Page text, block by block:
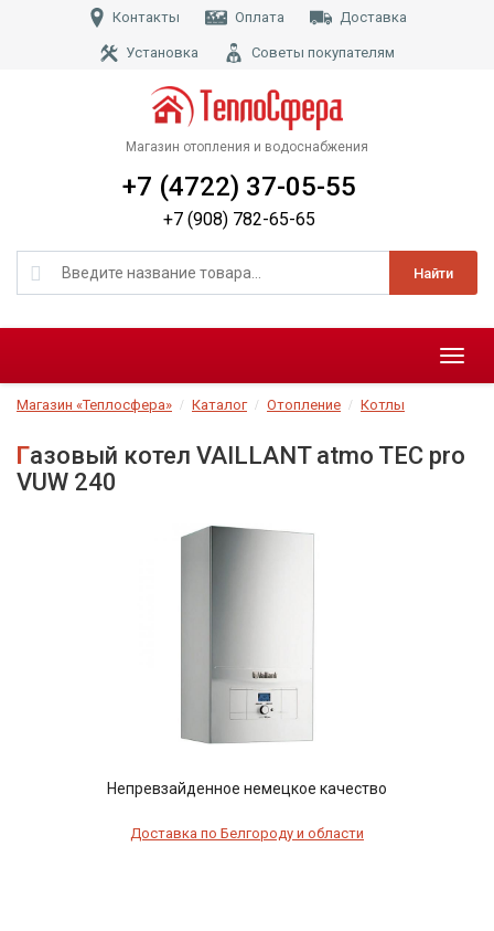
Контакты Оплата Доставка
Установка Советы покупателям
Магазин отопления и водоснабжения
Найти
+7 (4722) 37-05-55
+7 (908) 782-65-65
Меню
Магазин «Теплосфера» Каталог Отопление Котлы
Газовый котел VAILLANT atmo TEC pro
VUW 240
Непревзайденное немецкое качество
Доставка по Белгороду и области